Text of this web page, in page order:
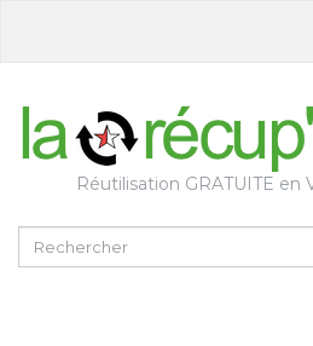
Réutilisation GRATUITE en